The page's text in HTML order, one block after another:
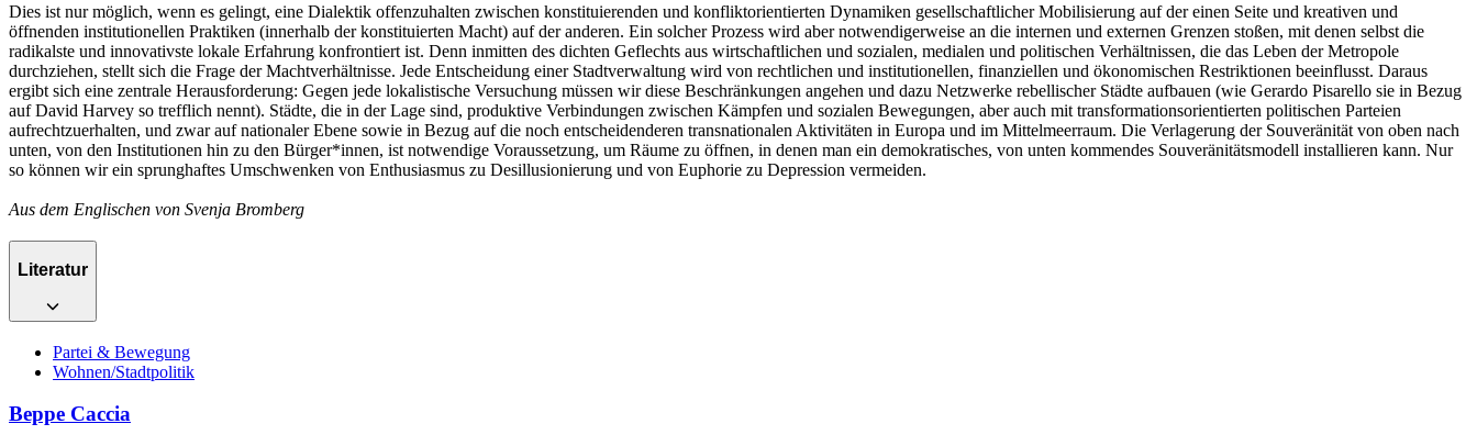
Dies ist nur möglich, wenn es gelingt, eine Dialektik offenzuhalten zwischen konstituierenden und konfliktorientierten Dynamiken gesellschaftlicher Mobilisierung auf der einen Seite und kreativen und
öffnenden institutionellen Praktiken (innerhalb der konstituierten Macht) auf der anderen. Ein solcher Prozess wird aber notwendigerweise an die internen und externen Grenzen stoßen, mit denen selbst die
radikalste und innovativste lokale Erfahrung konfrontiert ist. Denn inmitten des dichten Geflechts aus wirtschaftlichen und sozialen, medialen und politischen Verhältnissen, die das Leben der Metropole
durchziehen, stellt sich die Frage der Machtverhältnisse. Jede Entscheidung einer Stadtverwaltung wird von rechtlichen und institutionellen, finanziellen und ökonomischen Restriktionen beeinflusst. Daraus
ergibt sich eine zentrale Herausforderung: Gegen jede lokalistische Versuchung müssen wir diese Beschränkungen angehen und dazu Netzwerke rebellischer Städte aufbauen (wie Gerardo Pisarello sie in Bezug
auf David Harvey so trefflich nennt). Städte, die in der Lage sind, produktive Verbindungen zwischen Kämpfen und sozialen Bewegungen, aber auch mit transformationsorientierten politischen Parteien
aufrechtzuerhalten, und zwar auf nationaler Ebene sowie in Bezug auf die noch entscheidenderen transnationalen Aktivitäten in Europa und im Mittelmeerraum. Die Verlagerung der Souveränität von oben nach
unten, von den Institutionen hin zu den Bürger*innen, ist notwendige Voraussetzung, um Räume zu öffnen, in denen man ein demokratisches, von unten kommendes Souveränitätsmodell installieren kann. Nur
so können wir ein sprunghaftes Umschwenken von Enthusiasmus zu Desillusionierung und von Euphorie zu Depression vermeiden.
Aus dem Englischen von Svenja Bromberg
Literatur
Partei & Bewegung
Wohnen/Stadtpolitik
Beppe Caccia